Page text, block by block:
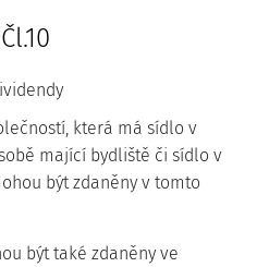
Čl.10
která má sídlo v
mající bydliště či sídlo v
být zdaněny v tomto
být také zdaněny ve